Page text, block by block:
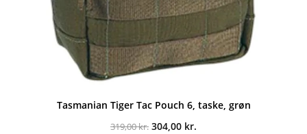
Tasmanian Tiger Tac Pouch 6, taske, grøn
319,00kr. Den
304,00 kr.